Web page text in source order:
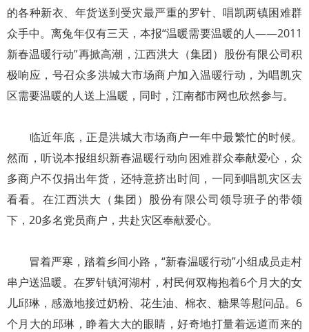
的各种新衣、年货送到受灾最严重的罗针、唱凯两镇困难群
众手中。离兔年仅有三天，本报“温暖需要温暖的人——2011
新春温暖行动”再掀高潮，江西洪大（集团）股份有限公司积
极响应，号召众多洪城大市场商户加入温暖行动，为唱凯灾
区需要温暖的人送上温暖，同时，江南都市网也欣然参与。
临近年底，正是洪城大市场商户一年中最繁忙的时候。
然而，听说本报组织新春温暖行动向困难群众奉献爱心，众
多商户不仅捐出年货，还特意挤出时间，一同到唱凯灾区去
看看。在江西洪大（集团）股份有限公司领导班子的带领
下，20多名党员商户，共赴灾区奉献爱心。
冒着严寒，踏着乡间小路，“新春温暖行动”小组成员走村
串户送温暖。在罗针镇河湖村，村民何双梅抱着6个月大的女
儿邱琳，感激地接过奶粉、花生油、棉衣、糖果等慰问品。6
个月大的邱琳，睁着大大的眼睛，好奇地打量着远道而来的